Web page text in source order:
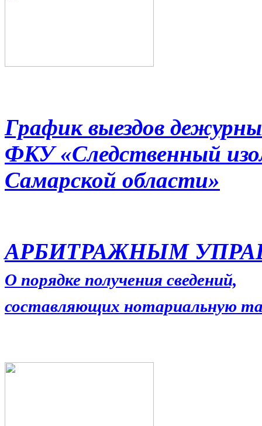
График выездов
ФКУ «Следственный
Самарской области»
АРБИТРАЖНЫМ
О порядке получения сведений,
составляющих нотариальную